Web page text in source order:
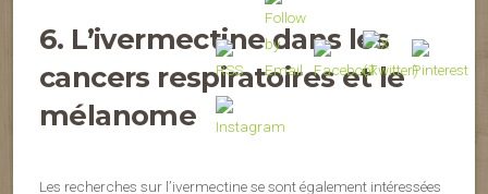
6. L’ivermectine dans les
cancers respiratoires et le
mélanome
Les recherches sur l’ivermectine se sont également intéressées